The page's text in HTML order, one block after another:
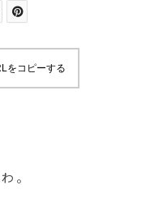
をコピーする
。